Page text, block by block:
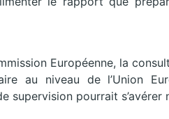
Européenne, la
au niveau de l’Union
supervision pourrait s’avérer